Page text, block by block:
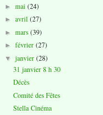
► mai (24)
► avril (27)
► mars (39)
► février (27)
▼ janvier (28)
31 janvier 8 h 30
Décès
Comité des Fêtes
Stella Cinéma